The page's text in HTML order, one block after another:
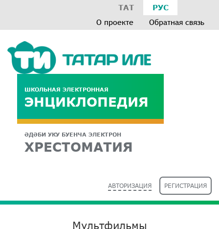
ТАТ РУС
О проекте Обратная связь
ШКОЛЬНАЯ ЭЛЕКТРОННАЯ
ЭНЦИКЛОПЕДИЯ
ӘДӘБИ УКУ БУЕНЧА ЭЛЕКТРОН
ХРЕСТОМАТИЯ
АВТОРИЗАЦИЯ РЕГИСТРАЦИЯ
Мультфильмы